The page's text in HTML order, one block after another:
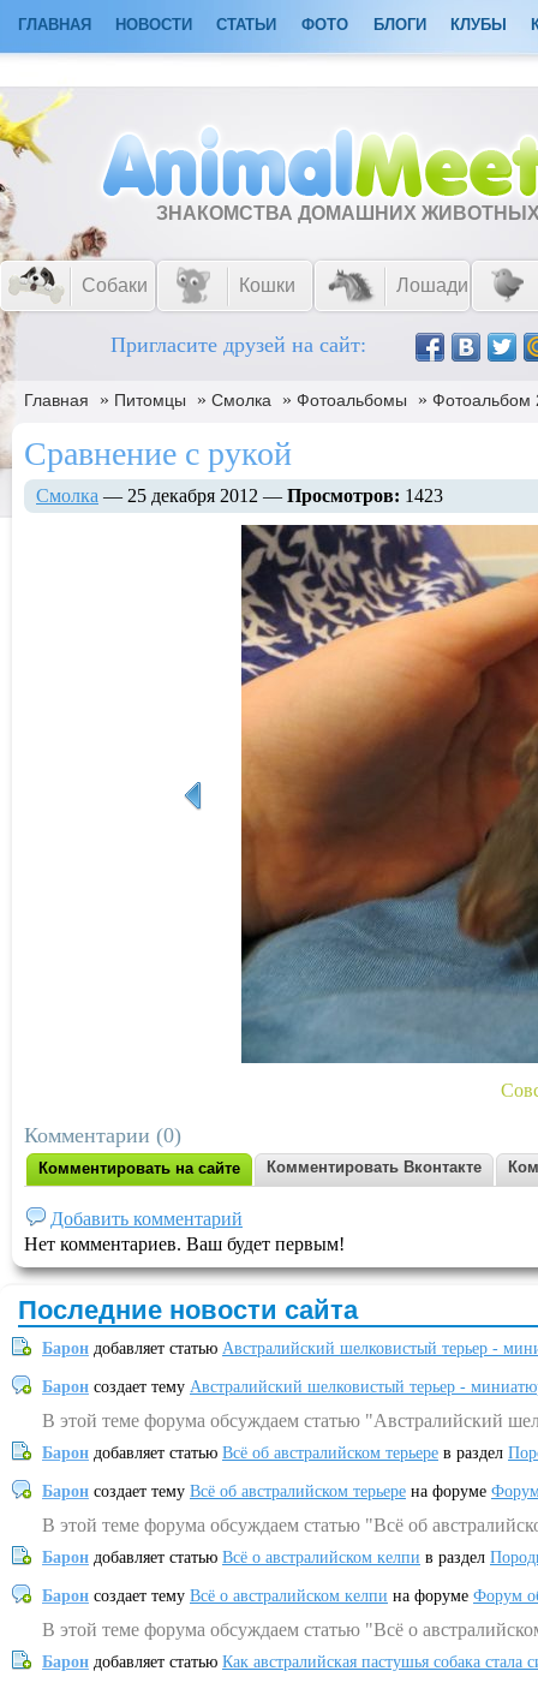
ГЛАВНАЯ НОВОСТИ СТАТЬИ ФОТО БЛОГИ КЛУБЫ
ЗНАКОМСТВА ДОМАШНИХ
Собаки Кошки Лошади
Пригласите друзей на сайт:
Главная » Питомцы » Смолка » Фотоальбомы » Фотоальбом
Сравнение с рукой
Смолка — 25 декабря 2012 — Просмотров: 1423
Комментарии (0)
Комментировать на сайте Комментировать Вконтакте
Добавить комментарий
Нет комментариев. Ваш будет первым!
Последние новости сайта
Барон добавляет статью Австралийский шелковистый терьер -
Барон создает тему Австралийский шелковистый терьер -
В этой теме форума обсуждаем статью "Австралийский
Барон добавляет статью Всё об австралийском терьере в раздел
Барон создает тему Всё об австралийском терьере на форуме
В этой теме форума обсуждаем статью "Всё об
Барон добавляет статью Всё о австралийском келпи в раздел
Барон создает тему Всё о австралийском келпи на форуме Форум
В этой теме форума обсуждаем статью "Всё о
Барон добавляет статью Как австралийская пастушья собака